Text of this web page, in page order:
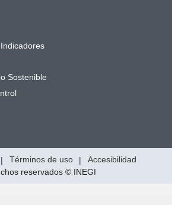
Sostenible
| Términos de uso |
Accesibilidad
reservados © INEGI